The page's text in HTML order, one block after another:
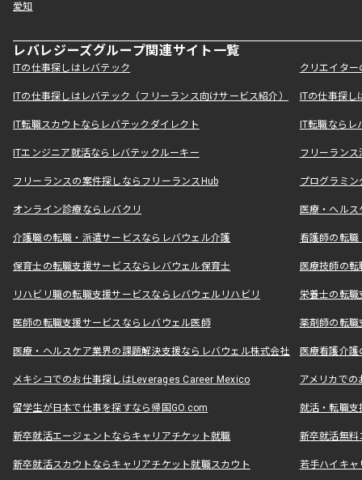
愛知
レバレジーズグループ関連サイト一覧
ITの仕事探しはレバテック クリエイタ
ITの仕事探しはレバテック（フリーランス向けサービス紹介） ITの仕事探
IT転職スカウトならレバテックダイレクト IT転職なら
ITエンジニア就活ならレバテックルーキー フリーラン
フリーランスの案件探しならフリーランスHub プログラミ
オンライン診療ならレバクリ 医療・ヘル
介護職の転職・派遣サービスならレバウェル介護 看護師の転
保育士の転職支援サービスならレバウェル保育士 医療技師の
リハビリ職の転職支援サービスならレバウェルリハビリ 栄養士の転
医師の転職支援サービスならレバウェル医師 薬剤師の転
医療・ヘルスケア業界の課題解決支援ならレバウェル株式会社 医療看護介
メキシコでのお仕事探しはLeverages Career Mexico アメリカで
留学生が日本で仕事を探すなら帰国GO.com 就活・転職
新卒就活エージェントならキャリアチケット就職 新卒就活無料
新卒就活スカウトならキャリアチケット就職スカウト 若手ハイキ